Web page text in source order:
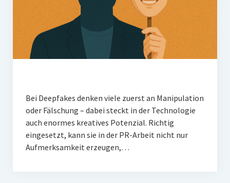
Bei Deepfakes denken viele zuerst an Manipulation
oder Fälschung – dabei steckt in der Technologie
auch enormes kreatives Potenzial. Richtig
eingesetzt, kann sie in der PR-Arbeit nicht nur
Aufmerksamkeit erzeugen,…